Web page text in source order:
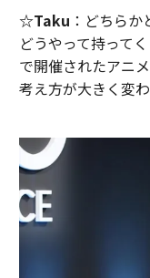
☆Taku ：どちら
どうやって持って
で開催されたアニ
考え方が大きく変わ